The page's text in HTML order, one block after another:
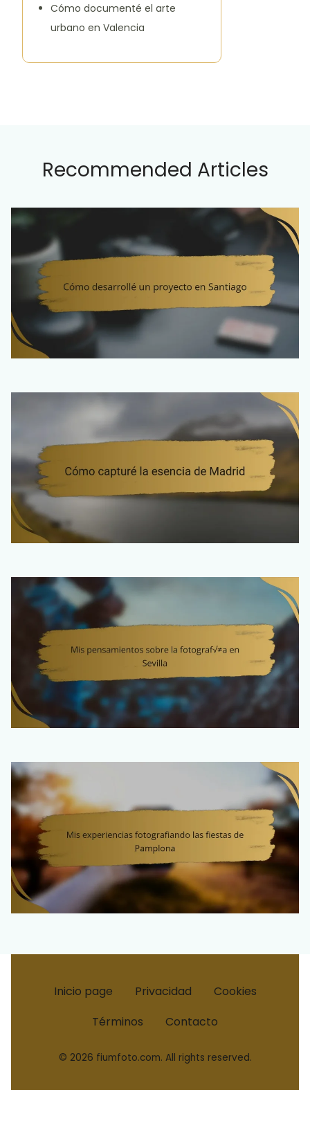
Cómo documenté el arte
urbano en Valencia
Recommended Articles
Inicio page Privacidad
Cookies
Términos
Contacto
© 2026 fiumfoto.com. All rights reserved.